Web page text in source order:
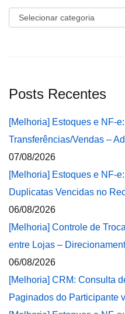
Categorias
Posts Recentes
[Melhoria] Estoques e NF-
Transferências/Vendas –
07/08/2026
[Melhoria] Estoques e NF-
Duplicatas Vencidas no
06/08/2026
[Melhoria] Controle de
entre Lojas –
06/08/2026
[Melhoria] CRM: Consulta
Paginados do Participante